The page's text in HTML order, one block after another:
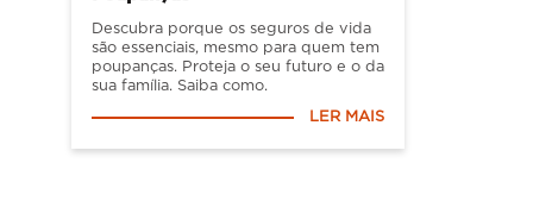
Descubra porque os seguros de vida
são essenciais, mesmo para quem tem
poupanças. Proteja o seu futuro e o da
sua família. Saiba como.
LER MAIS